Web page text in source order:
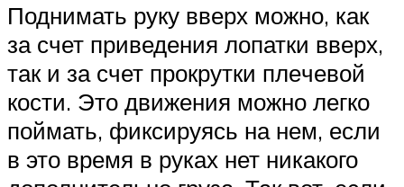
Поднимать руку вверх можно, как
за счет приведения лопатки вверх,
так и за счет про­крут­ки пле­че­вой
кос­ти. Это движения можно легко
поймать, фиксируясь на нем, если
в это вре­мя в ру­ках нет никакого